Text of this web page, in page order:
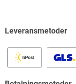
Leveransmetoder